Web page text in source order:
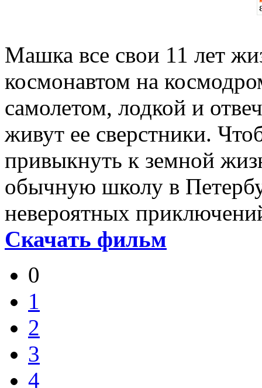
Машка все свои 11 лет
космонавтом на
самолетом, лодкой и
живут ее сверстники.
привыкнуть к земной
обычную школу в
невероятных
Скачать фильм
0
1
2
3
4